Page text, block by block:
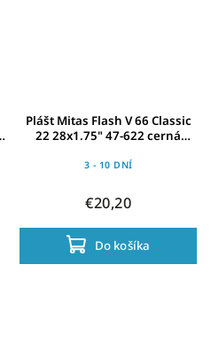
Plášt Mitas Flash V 66 Classic
22 28x1.75" 47-622 cerná
3 - 10 DNÍ
€20,20
Do košíka